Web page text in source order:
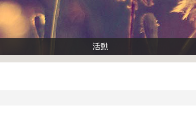
活動